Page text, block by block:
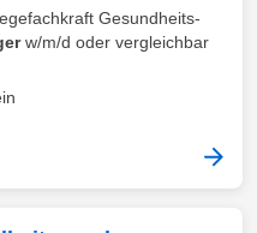
Gesundheits-
w/m/d oder vergleichbar